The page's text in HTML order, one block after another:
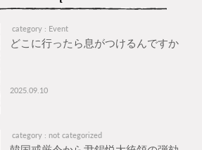
category : Event
どこに行ったら息がつけるんですか
2025.09.10
category : not categorized